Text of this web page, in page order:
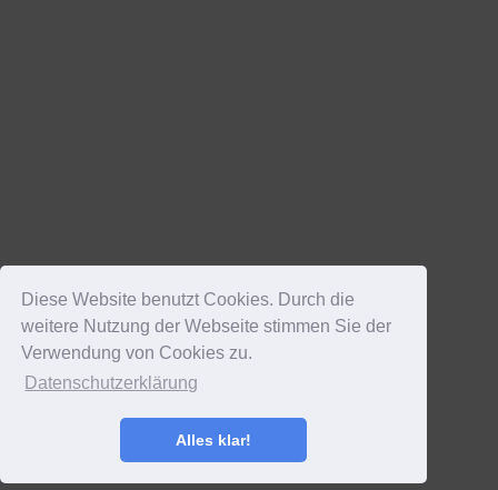
Diese Website benutzt Cookies. Durch die
weitere Nutzung der Webseite stimmen Sie der
Verwendung von Cookies zu.
Datenschutzerklärung
Alles klar!